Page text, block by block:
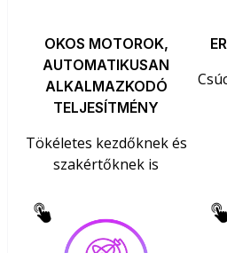
OKOS MOTOROK,
AUTOMATIKUSAN
ALKALMAZKODÓ
TELJESÍTMÉNY
Tökéletes kezdőknek és
szakértőknek is